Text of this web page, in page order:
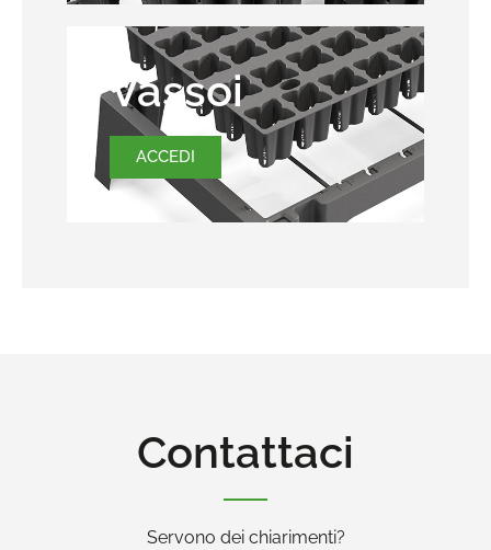
Vassoi
ACCEDI
Contattaci
Servono dei chiarimenti?